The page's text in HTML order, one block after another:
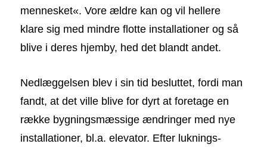
mennesket«. Vore ældre kan og vil hellere
klare sig med mindre flotte installationer og så
blive i deres hjemby, hed det blandt andet.
Nedlæggelsen blev i sin tid besluttet, fordi man
fandt, at det ville blive for dyrt at foretage en
række bygningsmæssige ændringer med nye
installationer, bl.a. elevator. Efter luknings-